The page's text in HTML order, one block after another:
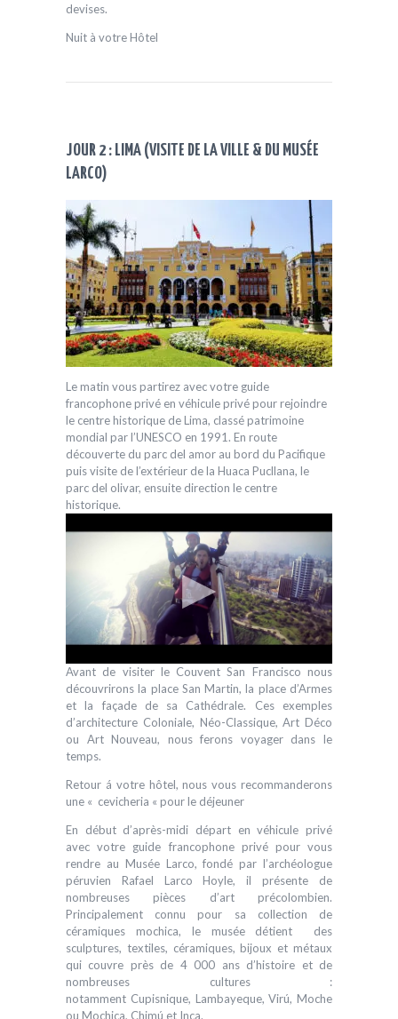
devises.
Nuit à votre Hôtel
JOUR 2 : LIMA (VISITE DE LA VILLE & DU MUSÉE
LARCO)
Le matin vous partirez avec votre guide
francophone privé en véhicule privé pour rejoindre
le centre historique de Lima, classé patrimoine
mondial par l’UNESCO en 1991. En route
découverte du parc del amor au bord du Pacifique
puis visite de l’extérieur de la Huaca Pucllana, le
parc del olivar, ensuite direction le centre
historique.
Avant de visiter le Couvent San Francisco nous
découvrirons la place San Martin, la place d’Armes
et la façade de sa Cathédrale. Ces exemples
d’architecture Coloniale, Néo-Classique, Art Déco
ou Art Nouveau, nous ferons voyager dans le
temps.
Retour á votre hôtel, nous vous recommanderons
une « cevicheria « pour le déjeuner
En début d’après-midi départ en véhicule privé
avec votre guide francophone privé pour vous
rendre au Musée Larco, fondé par l’archéologue
péruvien Rafael Larco Hoyle, il présente de
nombreuses pièces d’art précolombien.
Principalement connu pour sa collection de
céramiques mochica, le musée détient des
sculptures, textiles, céramiques, bijoux et métaux
qui couvre près de 4 000 ans d’histoire et de
nombreuses cultures :
notamment Cupisnique, Lambayeque, Virú, Moche
ou Mochica, Chimú et Inca.